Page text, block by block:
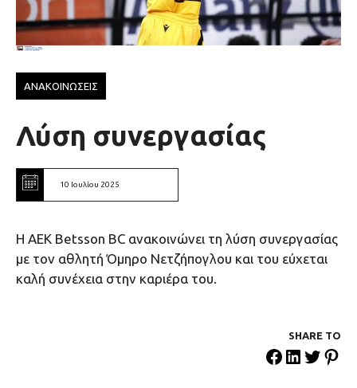
ΑΝΑΚΟΙΝΩΣΕΙΣ
Λύση συνεργασίας
10 Ιουλίου 2025
H AEK Betsson BC ανακοινώνει τη λύση συνεργασίας
με τον αθλητή Όμηρο Νετζήπογλου και του εύχεται
καλή συνέχεια στην καριέρα του.
SHARE ΤΟ